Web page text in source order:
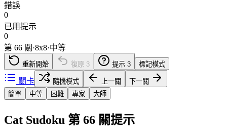
錯誤
0
已用提示
0
第 66 關·8x8·中等
重新開始 復原 3 提示 3 標記模式
關卡 隨機模式 上一關
下一關
簡單
中等 困難 專家 大師
Cat Sudoku 第 66 關提示